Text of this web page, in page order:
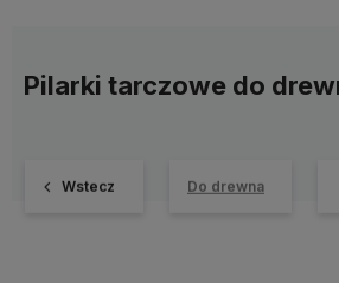
Pilarki tarczowe do
Wstecz Do drewna